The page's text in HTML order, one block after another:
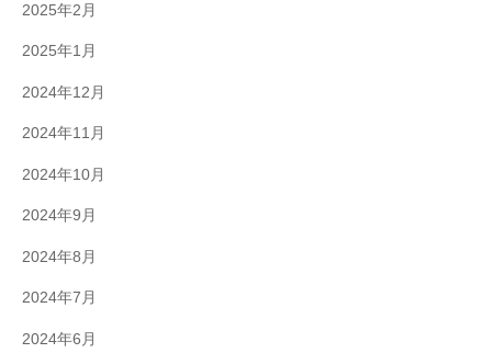
2025年2月
2025年1月
2024年12月
2024年11月
2024年10月
2024年9月
2024年8月
2024年7月
2024年6月